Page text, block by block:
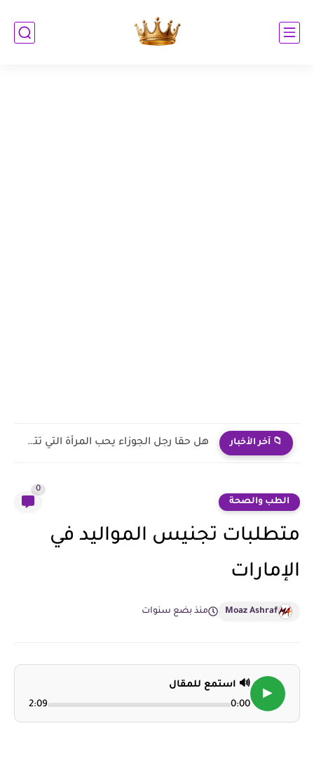
📁 آخر الأخبار كيف تعرف أن رجل الجوزاء ليس مهتما ولا يحبك
الطب والصحة
0
متطلبات تجنيس المواليد في
الإمارات
Moaz Ashraf منذ بضع سنوات
▶
🔊 استمع للمقال
0:00
2:09